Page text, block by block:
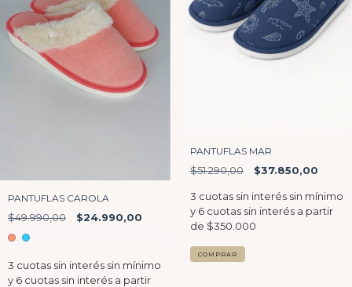
PANTUFLAS CAROLA
$49.990,00 $24.990,00
PANTUFLAS MAR
$51.290,00 $37.850,00
COMPRAR